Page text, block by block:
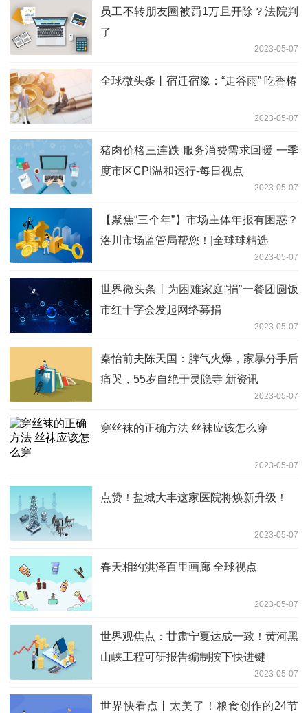
员工不转朋友圈被罚1万且开除？法院判
了
2023-05-07
全球微头条丨宿迁宿豫：“走谷雨” 吃香椿
2023-05-07
猪肉价格三连跌 服务消费需求回暖 一季
度市区CPI温和运行-每日视点
2023-05-07
【聚焦“三个年”】市场主体年报有困惑？
洛川市场监管局帮您！|全球球精选
2023-05-07
世界微头条丨为困难家庭“捐”一餐团圆饭
市红十字会发起网络募捐
2023-05-07
秦怡前夫陈天国：脾气火爆，家暴分手后
痛哭，55岁自绝于灵隐寺 新资讯
2023-05-07
穿丝袜的正确方法 丝袜应该怎么穿
2023-05-07
点赞！盐城大丰这家医院将焕新升级！
2023-05-07
春天相约洪泽百里画廊 全球视点
2023-05-07
世界观焦点：甘肃宁夏达成一致！黄河黑
山峡工程可研报告编制按下快进键
2023-05-07
世界快看点丨太美了！粮食创作的24节